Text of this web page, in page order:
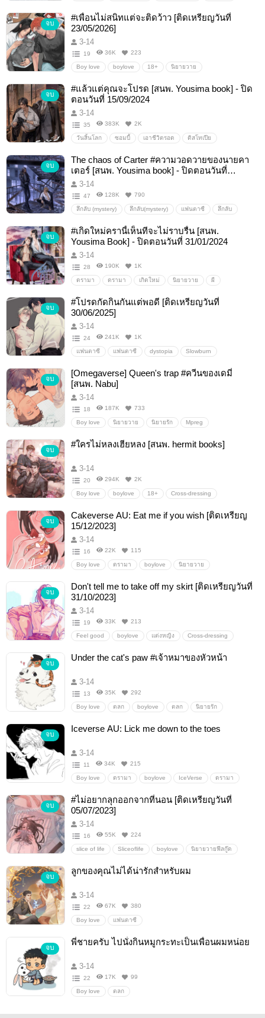
จบ
#เพื่อนไม่สนิทแต่จะติดว้าว [ติดเหรียญวันที่
23/05/2026]
3-14
19 36K 223
Boy love boylove 18+ นิยายวาย
จบ
#แล้วแต่คุณจะโปรด [สนพ. Yousima book] - ปิด
ตอนวันที่ 15/09/2024
3-14
35 383K 2K
วันสิ้นโลก ซอมบี้ เอาชีวิตรอด ดิสโทเปีย
จบ
The chaos of Carter #ความวอดวายของนายคา
เตอร์ [สนพ. Yousima book] - ปิดตอนวันที่
25/07/2025
3-14
47 128K 790
ลึกลับ (mystery) ลึกลับ(mystery) แฟนตาซี ลึกลับ
จบ
#เกิดใหม่ครานี้เห็นทีจะไม่ราบรื่น [สนพ.
Yousima Book] - ปิดตอนวันที่ 31/01/2024
3-14
28 190K 1K
ดรามา ดรามา เกิดใหม่ นิยายวาย ผี
จบ
#โปรดกัดกินกันแต่พอดี [ติดเหรียญวันที่
30/06/2025]
3-14
24 241K 1K
แฟนตาซี แฟนตาซี dystopia Slowburn
จบ
[Omegaverse] Queen's trap #ควีนของเดมี่
[สนพ. Nabu]
3-14
18 187K 733
Boy love นิยายวาย นิยายรัก Mpreg
จบ
#ใครไม่หลงเฮียหลง [สนพ. hermit books]
3-14
20 294K 2K
Boy love boylove 18+ Cross-dressing
จบ
Cakeverse AU: Eat me if you wish [ติดเหรียญ
15/12/2023]
3-14
16 22K 115
Boy love ดรามา boylove นิยายวาย
จบ
Don't tell me to take off my skirt [ติดเหรียญวันที่
31/10/2023]
3-14
19 33K 213
Feel good boylove แต่งหญิง Cross-dressing
จบ
Under the cat's paw #เจ้าหมาของหัวหน้า
3-14
13 35K 292
Boy love ตลก boylove ตลก นิยายรัก
จบ
Iceverse AU: Lick me down to the toes
3-14
11 34K 215
Boy love ดรามา boylove IceVerse ดรามา
จบ
#ไม่อยากลุกออกจากที่นอน [ติดเหรียญวันที่
05/07/2023]
3-14
16 55K 224
slice of life Sliceoflife boylove นิยายวายฟีลกู๊ด
จบ
ลูกของคุณไม่ได้น่ารักสำหรับผม
3-14
22 67K 380
Boy love แฟนตาซี
จบ
พี่ชายครับ ไปนั่งกินหมูกระทะเป็นเพื่อนผมหน่อย
3-14
22 17K 99
Boy love ตลก